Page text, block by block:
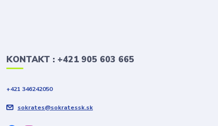
KONTAKT : +421 905 603 665
+421 346242050
sokrates@sokratessk.sk